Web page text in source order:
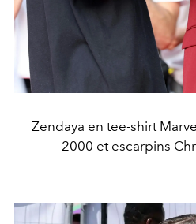
Zendaya en tee-shirt
2000 et escarpins